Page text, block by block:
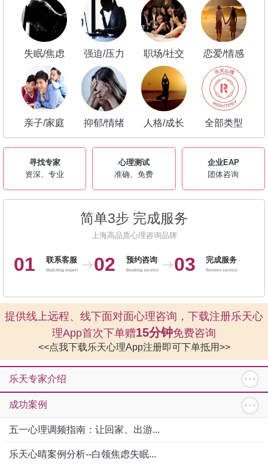
失眠/焦虑 强迫/压力 职场/社交 恋爱/情感
亲子/家庭 抑郁/情绪 人格/成长 全部类型
寻找专家
资深、专业
心理测试
准确、免费
企业EAP
团体咨询
简单3步 完成服务
上海高品质心理咨询品牌
01 联系客服
Matching expert 02 预约咨询
Booking service 03 完成服务
Restore service
提供线上远程、线下面对面心理咨询，下载注册乐天心
理App首次下单赠15分钟免费咨询
<<点我下载乐天心理App注册即可下单抵用>>
乐天专家介绍
成功案例
五一心理调频指南：让回家、出游...
乐天心晴案例分析--白领焦虑失眠...